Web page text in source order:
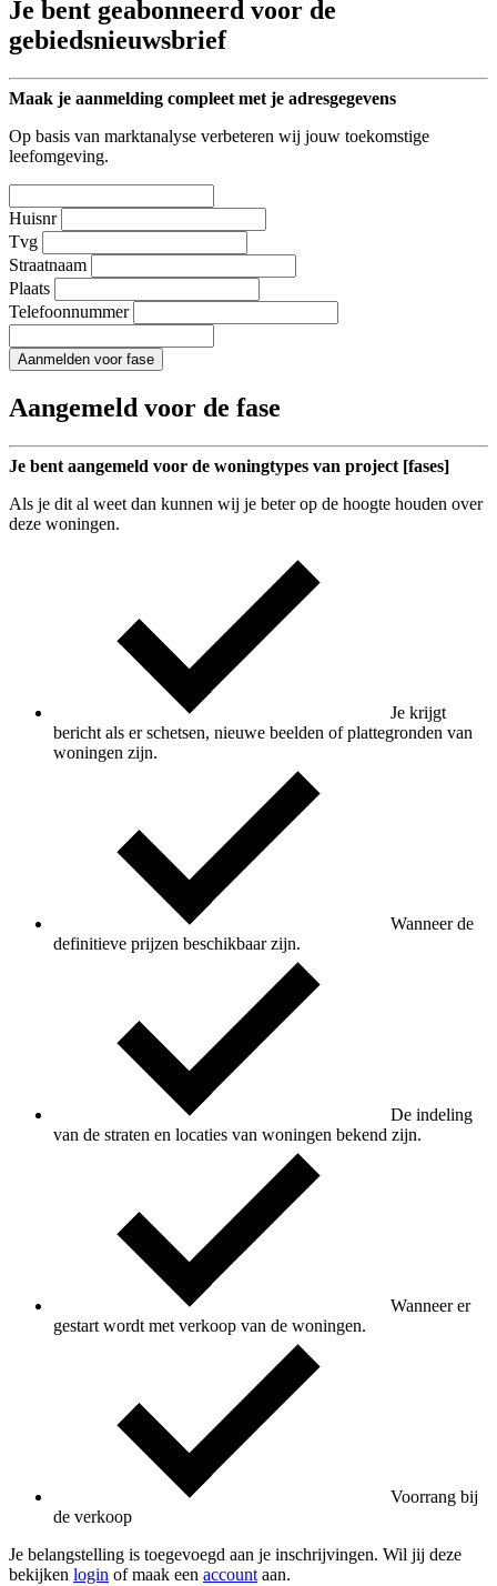
Je bent geabonneerd voor de
gebiedsnieuwsbrief
Maak je aanmelding compleet met je adresgegevens
Op basis van marktanalyse verbeteren wij jouw toekomstige
leefomgeving.
Huisnr
Tvg
Straatnaam
Plaats
Telefoonnummer
Aanmelden voor fase
Aangemeld voor de fase
Je bent aangemeld voor de woningtypes van project [fases]
Als je dit al weet dan kunnen wij je beter op de hoogte houden over
deze woningen.
Je krijgt
bericht als er schetsen, nieuwe beelden of plattegronden van
woningen zijn.
Wanneer de
definitieve prijzen beschikbaar zijn.
De indeling
van de straten en locaties van woningen bekend zijn.
Wanneer er
gestart wordt met verkoop van de woningen.
Voorrang bij
de verkoop
Je belangstelling is toegevoegd aan je inschrijvingen. Wil jij deze
bekijken login of maak een account aan.